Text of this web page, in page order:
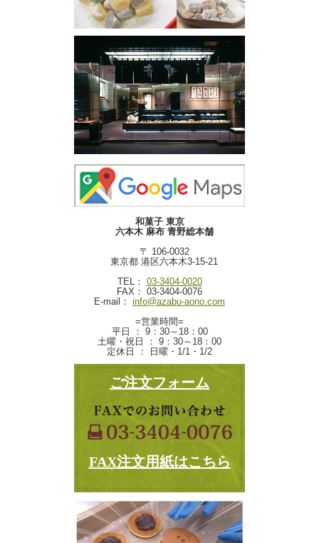
和菓子 東京
六本木 麻布 青野総本舗
〒 106-0032
東京都 港区六本木3-15-21
TEL： 03-3404-0020
FAX： 03-3404-0076
E-mail： info@azabu-aono.com
=営業時間=
平日 ： 9：30～18：00
土曜・祝日 ： 9：30～18：00
定休日 ： 日曜・1/1・1/2
ご注文フォーム
FAX注文用紙はこちら